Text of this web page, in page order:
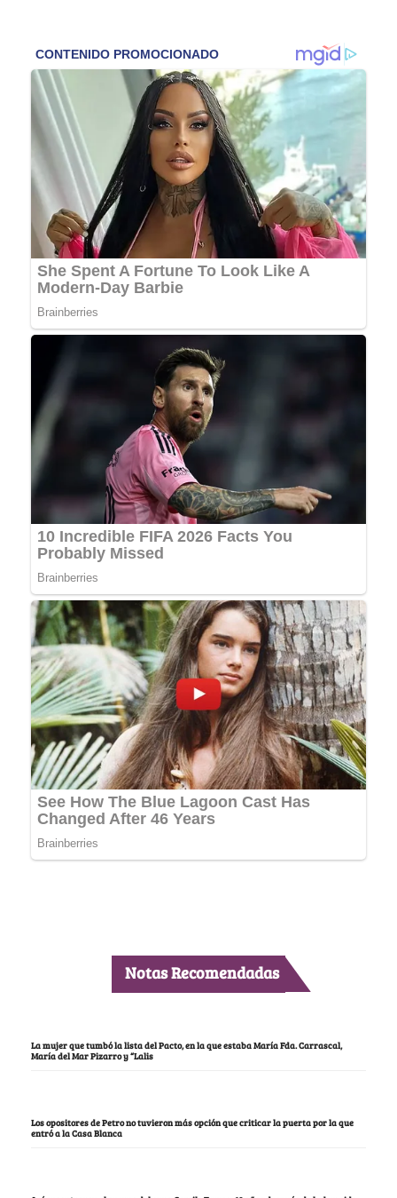
Notas Recomendadas
La mujer que tumbó la lista del Pacto, en la que estaba María Fda. Carrascal,
María del Mar Pizarro y “Lalis
Los opositores de Petro no tuvieron más opción que criticar la puerta por la que
entró a la Casa Blanca